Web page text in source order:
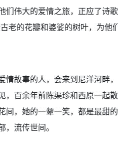
们伟大的爱情之旅，正应了诗
老的花瓣和婆娑的树叶，为他
故事的人，会来到尼洋河畔，
，百余年前陈渠珍和西原一起
间，她的一颦一笑，都是最甜
，流传世间。